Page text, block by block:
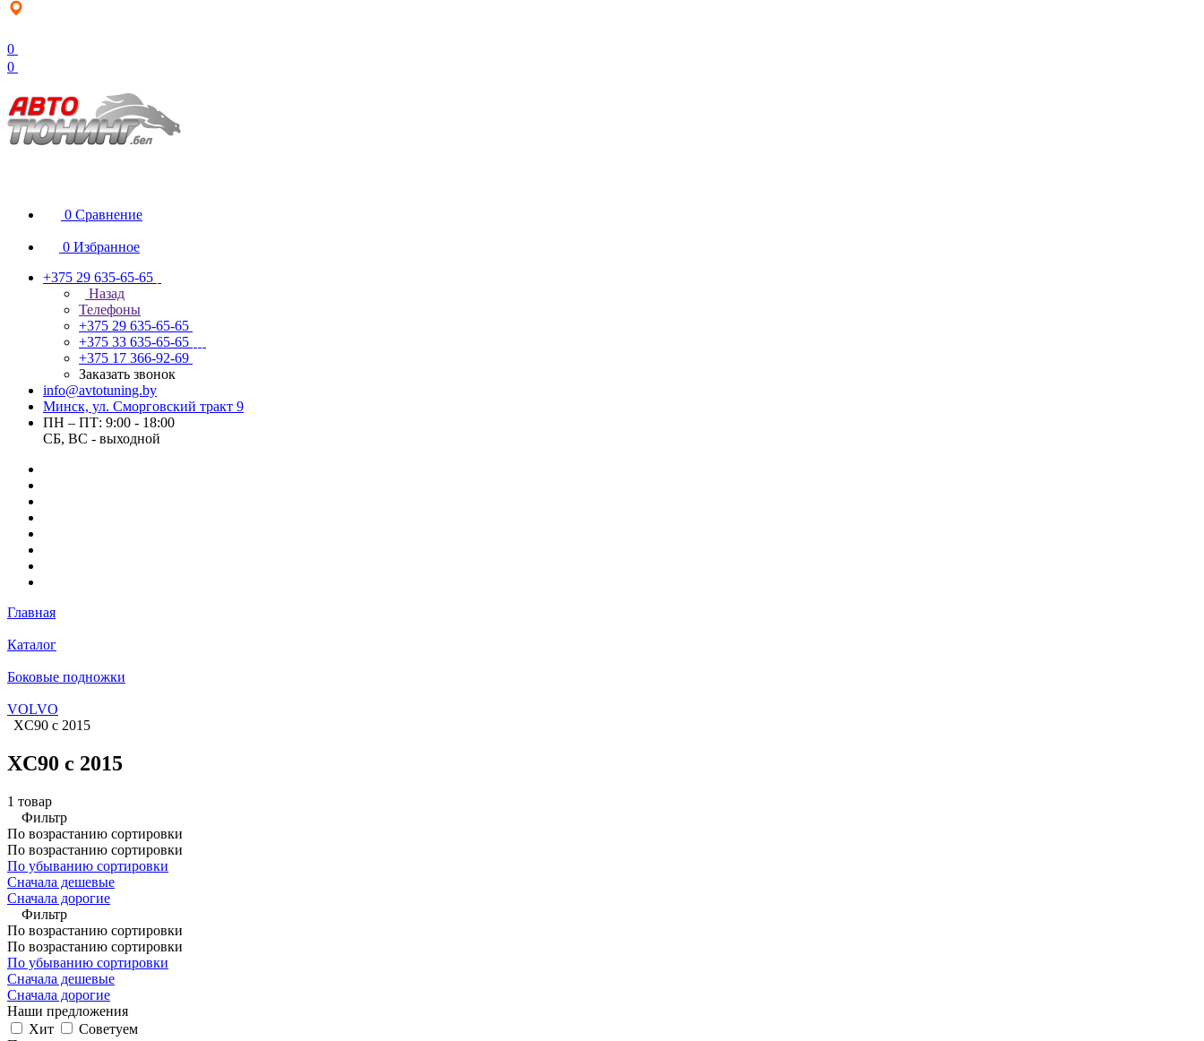
0
0
0 Сравнение
0 Избранное
+375 29 635-65-65
Назад
Телефоны
+375 29 635-65-65
+375 33 635-65-65
+375 17 366-92-69
Заказать звонок
info@avtotuning.by
Минск, ул. Сморговский тракт 9
ПН – ПТ: 9:00 - 18:00
СБ, ВС - выходной
Главная
Каталог
Боковые подножки
VOLVO
XC90 с 2015
XC90 с 2015
1 товар
Фильтр
По возрастанию сортировки
По возрастанию сортировки
По убыванию сортировки
Сначала дешевые
Сначала дорогие
Фильтр
По возрастанию сортировки
По возрастанию сортировки
По убыванию сортировки
Сначала дешевые
Сначала дорогие
Наши предложения
Хит
Советуем